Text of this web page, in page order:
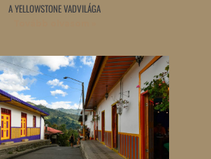
A YELLOWSTONE VADVILÁGA